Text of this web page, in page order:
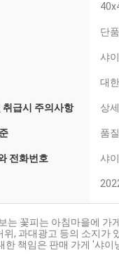
단품
샤
대
취급시 주의사항 상
품
전화번호 샤
는 꽃피는 아침마을에 가
위, 과대광고 등의 소지
한 책임은 판매 가게 '샤